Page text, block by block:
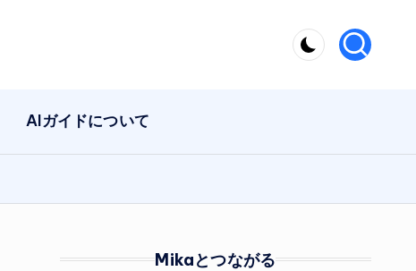
AIガイドについて
Mikaとつながる